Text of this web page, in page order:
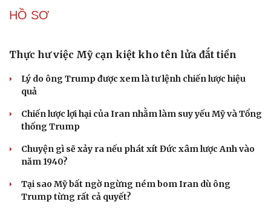
Du lịch
Tư vấn
Săn Tour
Câu chuyện thời sự
Kể chuyện cho bé
Tòa án Israel cấm sử dụng cá sấu để canh giữ nhà tù
Người di cư ngã gục sau khi bơi từ Ma Rốc sang Ceuta
Thái Lan cảnh báo phụ huynh, học sinh về ma túy LSD
“đội lốt” tem hoạt hình
UNESCO vinh danh Sarnath (Ấn Độ) - nơi Đức Phật
thuyết pháp đầu tiên
HỒ SƠ